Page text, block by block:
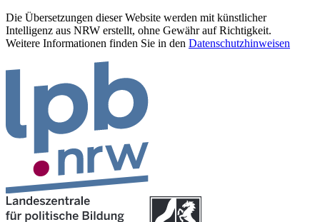
Die Übersetzungen dieser Website werden mit künstlicher
Intelligenz aus NRW erstellt, ohne Gewähr auf Richtigkeit.
Weitere Informationen finden Sie in den Datenschutzhinweisen